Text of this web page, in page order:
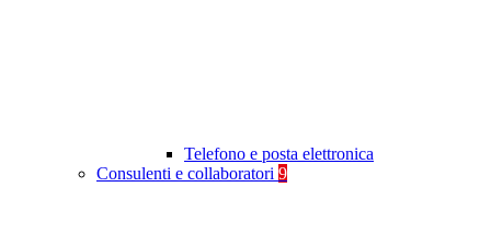
Telefono e posta elettronica
Consulenti e collaboratori 9